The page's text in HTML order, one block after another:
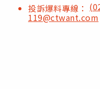
投訴爆料專線：
119@ctwant.com